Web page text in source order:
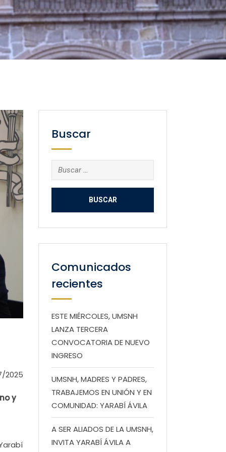
2025
y
Buscar
Buscar:
Comunicados
recientes
ESTE MIÉRCOLES, UMSNH
LANZA TERCERA
CONVOCATORIA DE NUEVO
INGRESO
UMSNH, MADRES Y PADRES,
TRABAJEMOS EN UNIÓN Y EN
COMUNIDAD: YARABÍ ÁVILA
A SER ALIADOS DE LA UMSNH,
INVITA YARABÍ ÁVILA A